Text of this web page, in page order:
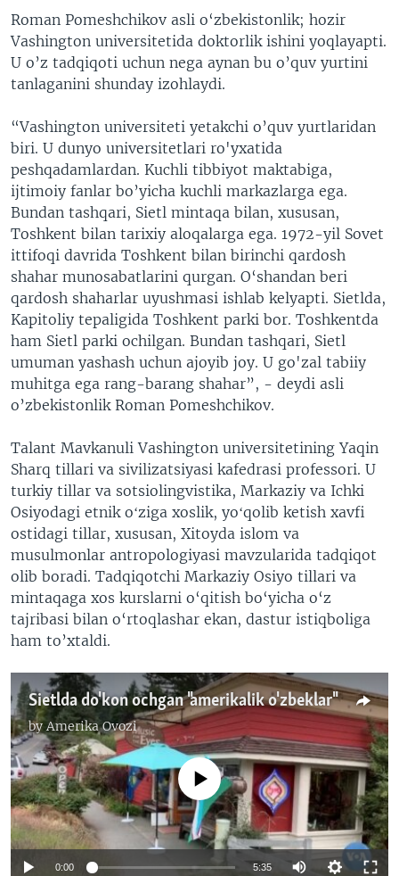
Roman Pomeshchikov asli o‘zbekistonlik; hozir
Vashington universitetida doktorlik ishini yoqlayapti.
U o’z tadqiqoti uchun nega aynan bu o’quv yurtini
tanlaganini shunday izohlaydi.
“Vashington universiteti yetakchi o’quv yurtlaridan
biri. U dunyo universitetlari ro'yxatida
peshqadamlardan. Kuchli tibbiyot maktabiga,
ijtimoiy fanlar bo’yicha kuchli markazlarga ega.
Bundan tashqari, Sietl mintaqa bilan, xususan,
Toshkent bilan tarixiy aloqalarga ega. 1972-yil Sovet
ittifoqi davrida Toshkent bilan birinchi qardosh
shahar munosabatlarini qurgan. O‘shandan beri
qardosh shaharlar uyushmasi ishlab kelyapti. Sietlda,
Kapitoliy tepaligida Toshkent parki bor. Toshkentda
ham Sietl parki ochilgan. Bundan tashqari, Sietl
umuman yashash uchun ajoyib joy. U go'zal tabiiy
muhitga ega rang-barang shahar”, - deydi asli
o’zbekistonlik Roman Pomeshchikov.
Talant Mavkanuli Vashington universitetining Yaqin
Sharq tillari va sivilizatsiyasi kafedrasi professori. U
turkiy tillar va sotsiolingvistika, Markaziy va Ichki
Osiyodagi etnik oʻziga xoslik, yoʻqolib ketish xavfi
ostidagi tillar, xususan, Xitoyda islom va
musulmonlar antropologiyasi mavzularida tadqiqot
olib boradi. Tadqiqotchi Markaziy Osiyo tillari va
mintaqaga xos kurslarni o‘qitish bo‘yicha o‘z
tajribasi bilan o‘rtoqlashar ekan, dastur istiqboliga
ham to’xtaldi.
Sietlda do'kon ochgan "amerikalik o'zbeklar"
byAmerika Ovozi
No media source currently available
0:00 5:35